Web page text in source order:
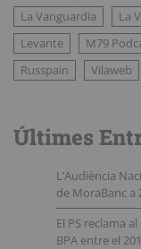
La Vanguardia
La
Levante
M79
Russpain
Vilaweb
Últimes
L’Audiència
de MoraBanc a
El PS reclama
BPA entre el